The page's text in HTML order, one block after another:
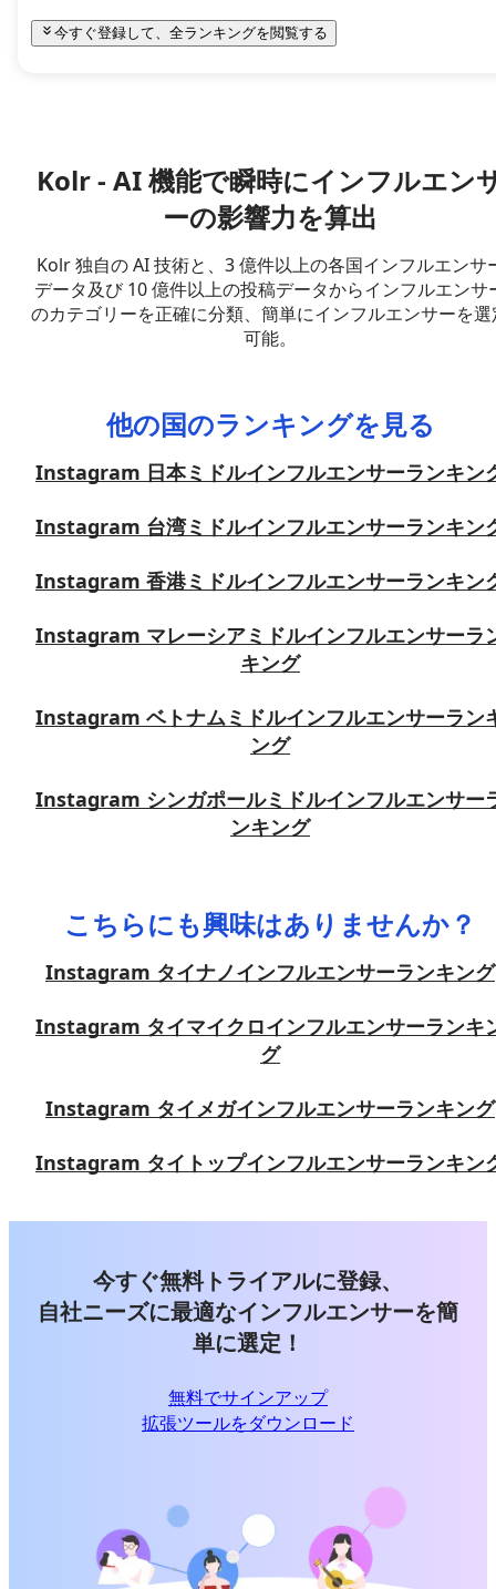
今すぐ登録して、全ランキングを閲覧する
Kolr - AI 機能で瞬時にインフルエン
ーの影響力を算出
Kolr 独自の AI 技術と、3 億件以上の各国インフルエンサ
データ及び 10 億件以上の投稿データからインフルエンサ
のカテゴリーを正確に分類、簡単にインフルエンサーを選
可能。
他の国のランキングを見る
Instagram 日本ミドルインフルエンサーランキン
Instagram 台湾ミドルインフルエンサーランキン
Instagram 香港ミドルインフルエンサーランキン
Instagram マレーシアミドルインフルエンサーラ
キング
Instagram ベトナムミドルインフルエンサーラン
ング
Instagram シンガポールミドルインフルエンサー
ンキング
こちらにも興味はありませんか？
Instagram タイナノインフルエンサーランキング
Instagram タイマイクロインフルエンサーランキ
グ
Instagram タイメガインフルエンサーランキング
Instagram タイトップインフルエンサーランキン
今すぐ無料トライアルに登録、
自社ニーズに最適なインフルエンサーを簡
単に選定！
無料でサインアップ
拡張ツールをダウンロード